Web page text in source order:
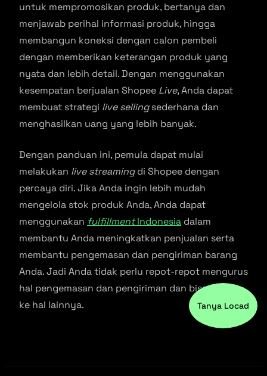
untuk mempromosikan produk, bertanya dan
menjawab perihal informasi produk, hingga
membangun koneksi dengan calon pembeli
dengan memberikan keterangan produk yang
nyata dan lebih detail. Dengan menggunakan
kesempatan berjualan Shopee Live, Anda dapat
membuat strategi live sellingsederhana dan
menghasilkan uang yang lebih banyak.
Dengan panduan ini, pemula dapat mulai
melakukan live streamingdi Shopee dengan
percaya diri. Jika Anda ingin lebih mudah
mengelola stok produk Anda, Anda dapat
menggunakan fulfillmentIndonesia dalam
membantu Anda meningkatkan penjualan serta
membantu pengemasan dan pengiriman barang
Anda. Jadi Anda tidak perlu repot-repot mengurus
hal pengemasan dan pengiriman dan bisa fokus
ke hal lainnya.
Tanya Locad